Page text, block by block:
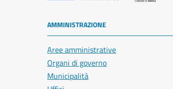
AMMINISTRAZIONE
Aree amministrative
Organi di governo
Municipalità